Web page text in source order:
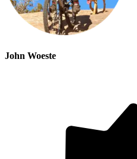
John Woeste